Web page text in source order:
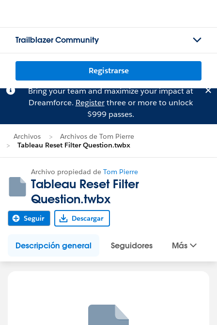
Trailblazer Community
Registrarse
Bring your team and maximize your impact at
Dreamforce. Registerthree or more to unlock
$999 passes.
Archivos
Archivos de Tom Pierre
Tableau Reset Filter Question.twbx
Archivo propiedad de Tom Pierre
Tableau Reset Filter
Question.twbx
Seguir Descargar
Descripción general Seguidores Más